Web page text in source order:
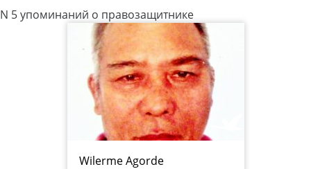
N 5 упоминаний о правозащитнике
Wilerme Agorde